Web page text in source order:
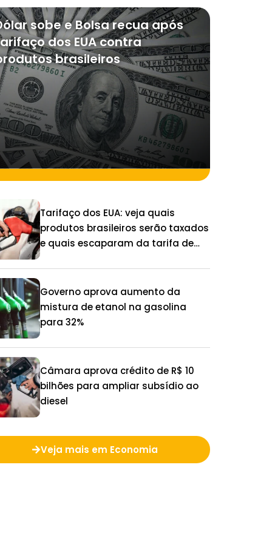
sobe e Bolsa recua após
dos EUA contra
brasileiros
Tarifaço dos EUA: veja quais
produtos brasileiros serão taxados
e quais escaparam da tarifa de
Governo aprova aumento da
mistura de etanol na gasolina
para 32%
Câmara aprova crédito de R$ 10
bilhões para ampliar subsídio ao
diesel
Veja mais em Economia